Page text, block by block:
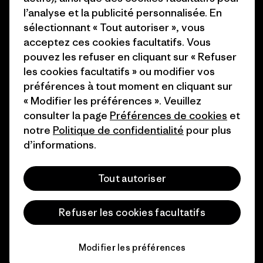
Comment nous finançons
Nos magasins
Industry program
Programme d’affiliation
Patagonia Suisse Plan du site
© 2026 Patagonia, Inc. All Rights Reserved.
français
l’analyse et la publicité personnalisée. En
sélectionnant « Tout autoriser », vous
acceptez ces cookies facultatifs. Vous
pouvez les refuser en cliquant sur « Refuser
les cookies facultatifs » ou modifier vos
préférences à tout moment en cliquant sur
« Modifier les préférences ». Veuillez
consulter la page Préférences de cookies et
notre Politique de confidentialité pour plus
d’informations.
Tout autoriser
Refuser les cookies facultatifs
Modifier les préférences